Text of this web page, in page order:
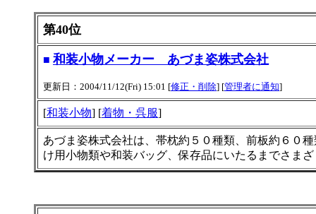
第40位
■ 和装小物メーカー あづま姿株式会社
更新日：2004/11/12(Fri) 15:01 [修正・削除] [管理者に通知]
[和装小物] [着物・呉服]
あづま姿株式会社は、帯枕約５０種類、前板約６０
け用小物類や和装バッグ、保存品にいたるまでさま